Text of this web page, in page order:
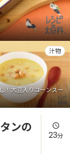
！大豆入りコーンスー
汁物
ンの
23分